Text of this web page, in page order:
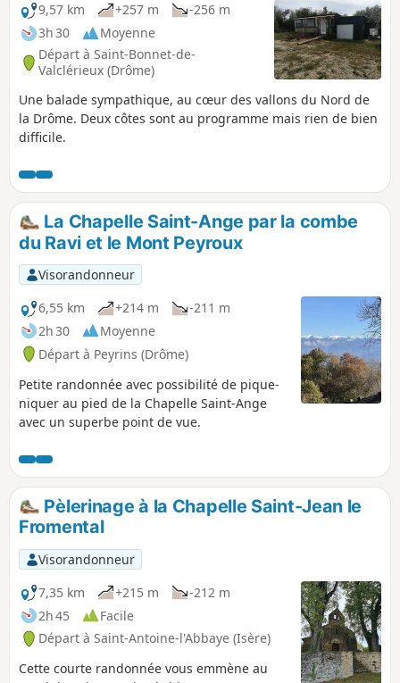
9,57 km
+257 m
-256 m
3h 30
Moyenne
Départ à Saint-Bonnet-de-
Valclérieux (Drôme)
Une balade sympathique, au cœur des vallons du Nord de
la Drôme. Deux côtes sont au programme mais rien de bien
difficile.
La Chapelle Saint-Ange par la combe
du Ravi et le Mont Peyroux
Visorandonneur
6,55 km
+214 m
-211 m
2h 30
Moyenne
Départ à Peyrins (Drôme)
Petite randonnée avec possibilité de pique-
niquer au pied de la Chapelle Saint-Ange
avec un superbe point de vue.
Pèlerinage à la Chapelle Saint-Jean le
Fromental
Visorandonneur
7,35 km
+215 m
-212 m
2h 45
Facile
Départ à Saint-Antoine-l'Abbaye (Isère)
Cette courte randonnée vous emmène au